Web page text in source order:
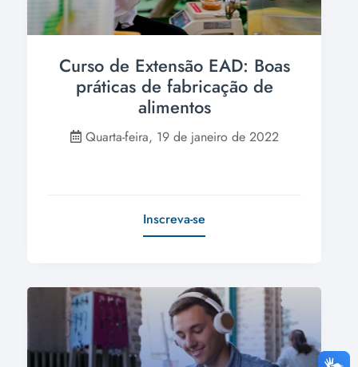
Curso de Extensão EAD: Boas
práticas de fabricação de
alimentos
Quarta-feira, 19 de janeiro de 2022
Inscreva-se